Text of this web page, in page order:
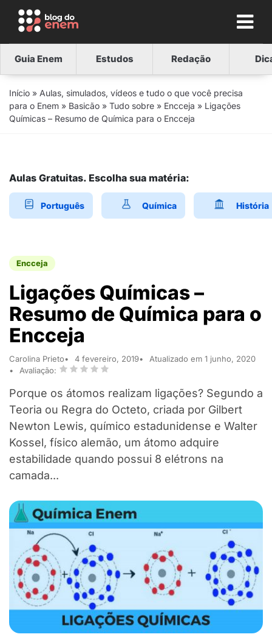
Guia Enem Estudos Redação
Início » Aulas, simulados, vídeos e tudo o que você precisa
para o Enem » Basicão » Tudo sobre » Encceja » Ligações
Químicas – Resumo de Química para o Encceja
Aulas Gratuitas. Escolha sua matéria:
Português Química História
Encceja
Ligações Químicas –
Resumo de Química para o
Encceja
Carolina Prieto 4 fevereiro, 2019
Atualizado em 1 junho, 2020
Avaliação:
Porque os átomos realizam ligações? Segundo a
Teoria ou Regra do Octeto, criada por Gilbert
Newton Lewis, químico estadunidense e Walter
Kossel, físico alemão, um átomo adquire
estabilidade quando possui 8 elétrons na
camada...